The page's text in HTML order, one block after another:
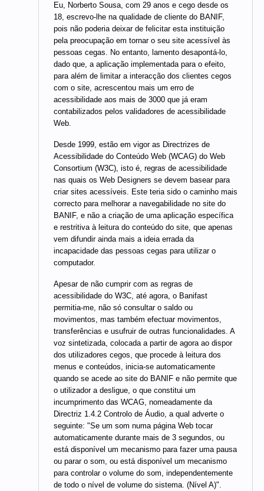
Eu, Norberto Sousa, com 29 anos e cego desde os
18, escrevo-lhe na qualidade de cliente do BANIF,
pois não poderia deixar de felicitar esta instituição
pela preocupação em tornar o seu site acessível às
pessoas cegas. No entanto, lamento desapontá-lo,
dado que, a aplicação implementada para o efeito,
para além de limitar a interacção dos clientes cegos
com o site, acrescentou mais um erro de
acessibilidade aos mais de 3000 que já eram
contabilizados pelos validadores de acessibilidade
Web.
Desde 1999, estão em vigor as Directrizes de
Acessibilidade do Conteúdo Web (WCAG) do Web
Consortium (W3C), isto é, regras de acessibilidade
nas quais os Web Designers se devem basear para
criar sites acessíveis. Este teria sido o caminho mais
correcto para melhorar a navegabilidade no site do
BANIF, e não a criação de uma aplicação específica
e restritiva à leitura do conteúdo do site, que apenas
vem difundir ainda mais a ideia errada da
incapacidade das pessoas cegas para utilizar o
computador.
Apesar de não cumprir com as regras de
acessibilidade do W3C, até agora, o Banifast
permitia-me, não só consultar o saldo ou
movimentos, mas também efectuar movimentos,
transferências e usufruir de outras funcionalidades. A
voz sintetizada, colocada a partir de agora ao dispor
dos utilizadores cegos, que procede à leitura dos
menus e conteúdos, inicia-se automaticamente
quando se acede ao site do BANIF e não permite que
o utilizador a desligue, o que constitui um
incumprimento das WCAG, nomeadamente da
Directriz 1.4.2 Controlo de Áudio, a qual adverte o
seguinte: "Se um som numa página Web tocar
automaticamente durante mais de 3 segundos, ou
está disponível um mecanismo para fazer uma pausa
ou parar o som, ou está disponível um mecanismo
para controlar o volume do som, independentemente
de todo o nível de volume do sistema. (Nível A)".